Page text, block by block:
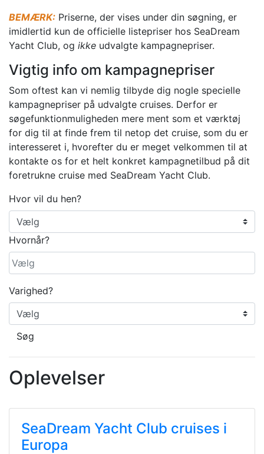
BEMÆRK: Priserne, der vises under din søgning, er
imidlertid kun de officielle listepriser hos SeaDream
Yacht Club, og ikke udvalgte kampagnepriser.
Vigtig info om kampagnepriser
Som oftest kan vi nemlig tilbyde dig nogle specielle
kampagnepriser på udvalgte cruises. Derfor er
søgefunktionmuligheden mere ment som et værktøj
for dig til at finde frem til netop det cruise, som du er
interesseret i, hvorefter du er meget velkommen til at
kontakte os for et helt konkret kampagnetilbud på dit
foretrukne cruise med SeaDream Yacht Club.
Hvor vil du hen?
Hvornår?
Varighed?
Søg
Oplevelser
SeaDream Yacht Club cruises i
Europa